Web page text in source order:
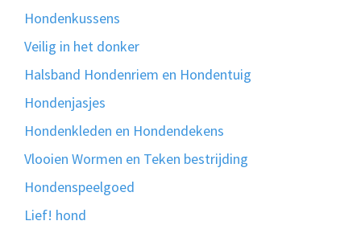
Hondenkussens
Veilig in het donker
Halsband Hondenriem en Hondentuig
Hondenjasjes
Hondenkleden en Hondendekens
Vlooien Wormen en Teken bestrijding
Hondenspeelgoed
Lief! hond